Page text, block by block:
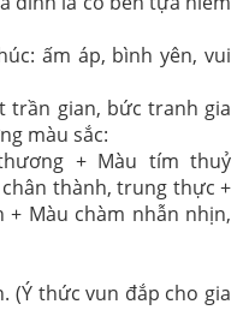
ấm áp, bình yên, vui
trần gian, bức tranh gia
màu sắc:
+ Màu tím thuỷ
thành, trung thực +
Màu chàm nhẫn nhịn,
(Ý thức vun đắp cho gia